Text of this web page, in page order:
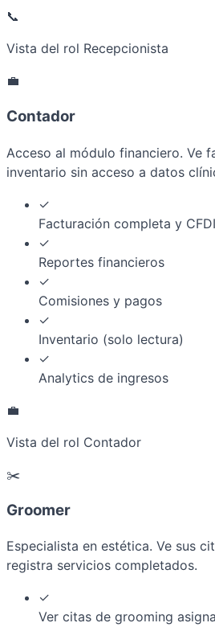
📞
Vista del rol Recepcionista
💼
Contador
Acceso al módulo financiero. Ve
inventario sin acceso a datos
✓
Facturación completa y CFDI
✓
Reportes financieros
✓
Comisiones y pagos
✓
Inventario (solo lectura)
✓
Analytics de ingresos
💼
Vista del rol Contador
✂️
Groomer
Especialista en estética. Ve sus
registra servicios completados.
✓
Ver citas de grooming